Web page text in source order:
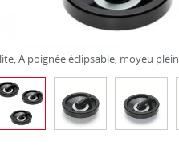
A poignée éclipsable, moyeu plein